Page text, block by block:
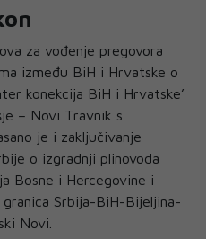
za vođenje pregovora
između BiH i Hrvatske o
konekcija BiH i Hrvatske’
– Novi Travnik s
je i zaključivanje
o izgradnji plinovoda
Bosne i Hercegovine i
granica Srbija-BiH-Bijeljina-
Novi.